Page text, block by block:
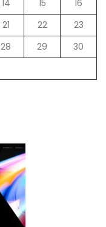
14 15
16
21 22
23
28 29
30